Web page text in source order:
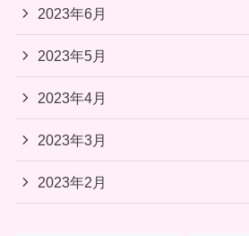
2023年6月
2023年5月
2023年4月
2023年3月
2023年2月